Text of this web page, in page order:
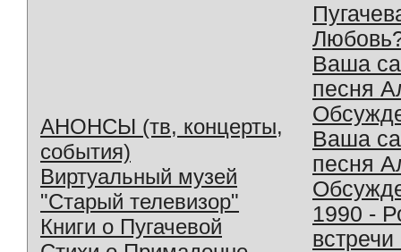
АНОНСЫ (тв, концерты,
события)
Виртуальный музей
"Старый телевизор"
Книги о Пугачевой
Ваша
песня
Ваша
песня
1990 -